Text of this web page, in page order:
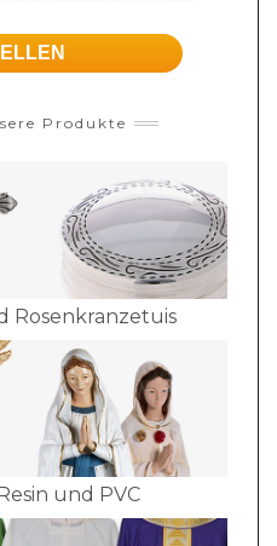
Produkte
Rosenkranzetuis
und PVC